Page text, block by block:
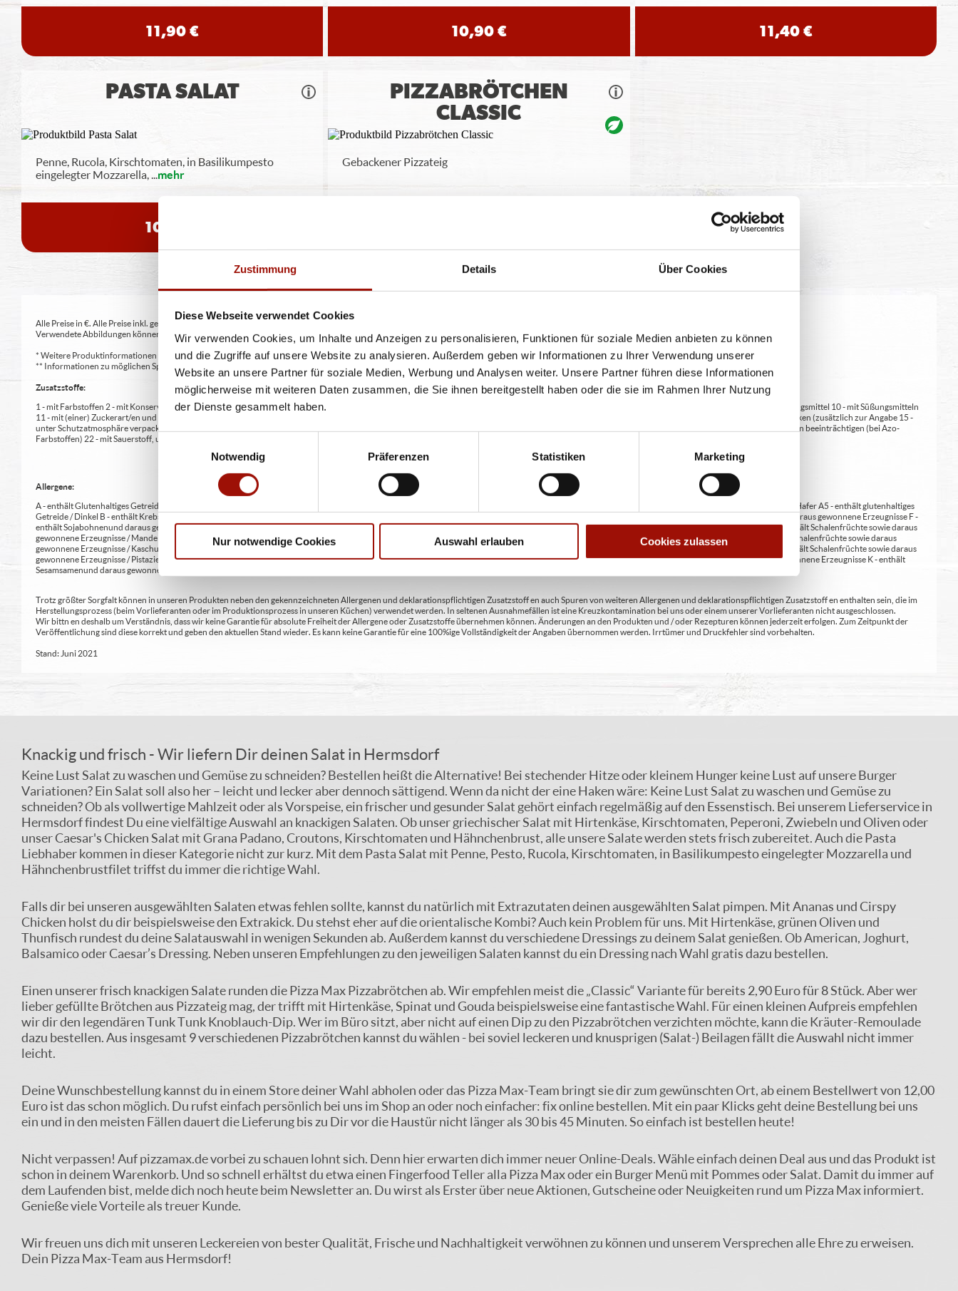
Zustimmung Details Über Cookies
Diese Webseite verwendet Cookies
Wir verwenden Cookies, um Inhalte und Anzeigen zu personalisieren, Funktionen für soziale Medien anbieten zu können
und die Zugriffe auf unsere Website zu analysieren. Außerdem geben wir Informationen zu Ihrer Verwendung unserer
Website an unsere Partner für soziale Medien, Werbung und Analysen weiter. Unsere Partner führen diese Informationen
möglicherweise mit weiteren Daten zusammen, die Sie ihnen bereitgestellt haben oder die sie im Rahmen Ihrer Nutzung
der Dienste gesammelt haben.
Einwilligungsauswahl
Notwendig
Präferenzen Statistiken Marketing
Nur notwendige Cookies Auswahl erlauben Cookies zulassen
11,90 € 10,90 € 11,40 €
PASTA SALAT
Penne, Rucola, Kirschtomaten, in Basilikumpesto
eingelegter Mozzarella,...mehr
10,90 €
PIZZABRÖTCHEN
CLASSIC
Gebackener Pizzateig
Alle Preise in €. Alle Preise inkl. gesetzl. MwSt. Alle Angaben zu Grammaturen oder Durchmessern, bspw. der Pizzen sind circa-Angaben und können durch die Zubereitung geringfügig variieren.
Verwendete Abbildungen können von den tatsächlich gelieferten Produkten abweichen. Wir liefern innerhalb von ca. 30 Minuten.
* Weitere Produktinformationen zu vorverpackten Lebensmitteln finden Sie unter www.pizzamax.de/produktinformationen
** Informationen zu möglichen Spuren von Allergenen seitens unsere Hersteller finden Sie unter www.pizzamax.de/produktinformationen
Zusatzstoffe:
1 - mit Farbstoffen 2 - mit Konservierungsmittel 3 - mit Antioxidationsmittel 4 - mit Geschmacksverstärker 5 - geschwefelt 6 - geschwärzt 7 - gewachst 8 - mit Phosphat/en (bei Fleischerzeugnissen) 9 - mit Süßungsmittel 10 - mit Süßungsmitteln
11 - mit (einer) Zuckerart/en und Süßungsmittel/n 12 - nur bei Tafelsüßen zusätzlich zur Angabe 13 - enthält eine Phenylalaninquelle (zusätzlich zur Angabe 14 - kann bei übermäßigem Verzehr abführend wirken (zusätzlich zur Angabe 15 -
unter Schutzatmosphäre verpackt 16 - chininhaltig 17 - koffeinhaltig 18 - mit Milcheiweiß (bei Fleischerzeugnissen) 19 - mit Säuerungsmitteln 20 - mit Taurin 21 - kann Aktivität und Aufmerksamkeit bei Kindern beeinträchtigen (bei Azo-
Farbstoffen) 22 - mit Sauerstoff, unter Hochdruck, farbstabilisierend (bei Frischfleisch) 23 - mit Nitritpökelsalz 24 - enthält Alkohol 25 - mit Stabilisatoren 26 - mit Verdickunsmittel
Allergene:
A - enthält Glutenhaltiges Getreide A1 - enthält glutenhaltiges Getreide / Weizen A2 - enthält glutenhaltiges Getreide / Roggen A3 - enthält glutenhaltiges Getreide / Gerste A4 - enthält glutenhaltiges Getreide / Hafer A5 - enthält glutenhaltiges
Getreide / Dinkel B - enthält Krebstiere und daraus gewonnene Erzeugnisse C - enthält Eier und daraus gewonnene Erzeugnisse D - enthält Fische und daraus gewonnene Erzeugnisse E - enthält Erdnüsse und daraus gewonnene Erzeugnisse F -
enthält Sojabohnen und daraus gewonnene Erzeugnisse G - enthält Milch und daraus gewonnene Erzeugnisse (einschließlich Laktose) H - enthält Schalenfrüchte sowie daraus gewonnene Erzeugnisse H1 - enthält Schalenfrüchte sowie daraus
gewonnene Erzeugnisse / Mandeln H2 - enthält Schalenfrüchte sowie daraus gewonnene Erzeugnisse / Haselnüsse H3 - enthält Schalenfrüchte sowie daraus gewonnene Erzeugnisse / Walnüsse H4 - enthält Schalenfrüchte sowie daraus
gewonnene Erzeugnisse / Kaschunüsse H5 - enthält Schalenfrüchte sowie daraus gewonnene Erzeugnisse / Pecannüsse H6 - enthält Schalenfrüchte sowie daraus gewonnene Erzeugnisse / Paranüsse H7 - enthält Schalenfrüchte sowie daraus
gewonnene Erzeugnisse / Pistazien H8 - enthält Schalenfrüchte sowie daraus gewonnene Erzeugnisse / Macadamianüsse I - enthält Sellerie und daraus gewonnene Erzeugnisse J - enthält Senf und daraus gewonnene Erzeugnisse K - enthält
Sesamsamen und daraus gewonnene Erzeugnisse L - enthält Sulfit oder Schwefeldioxid M - enthält Lupinen und daraus gewonnene Erzeugnisse
Trotz größter Sorgfalt können in unseren Produkten neben den gekennzeichneten Allergenen und deklarationspflichtigen Zusatzstoff en auch Spuren von weiteren Allergenen und deklarationspflichtigen Zusatzstoff en enthalten sein, die im
Herstellungsprozess (beim Vorlieferanten oder im Produktionsprozess in unseren Küchen) verwendet werden. In seltenen Ausnahmefällen ist eine Kreuzkontamination bei uns oder einem unserer Vorlieferanten nicht ausgeschlossen.
Wir bittn en deshalb um Verständnis, dass wir keine Garantie für absolute Freiheit der Allergene oder Zusatzstoffe übernehmen können. Änderungen an den Produkten und / oder Rezepturen können jederzeit erfolgen. Zum Zeitpunkt der
Veröffentlichung sind diese korrekt und geben den aktuellen Stand wieder. Es kann keine Garantie für eine 100%ige Vollständigkeit der Angaben übernommen werden. Irrtümer und Druckfehler sind vorbehalten.
Stand: Juni 2021
Knackig und frisch - Wir liefern Dir deinen Salat in Hermsdorf
Keine Lust Salat zu waschen und Gemüse zu schneiden? Bestellen heißt die Alternative! Bei stechender Hitze oder kleinem Hunger keine Lust auf unsere Burger
Variationen? Ein Salat soll also her – leicht und lecker aber dennoch sättigend. Wenn da nicht der eine Haken wäre: Keine Lust Salat zu waschen und Gemüse zu
schneiden? Ob als vollwertige Mahlzeit oder als Vorspeise, ein frischer und gesunder Salat gehört einfach regelmäßig auf den Essenstisch. Bei unserem Lieferservice in
Hermsdorf findest Du eine vielfältige Auswahl an knackigen Salaten. Ob unser griechischer Salat mit Hirtenkäse, Kirschtomaten, Peperoni, Zwiebeln und Oliven oder
unser Caesar's Chicken Salat mit Grana Padano, Croutons, Kirschtomaten und Hähnchenbrust, alle unsere Salate werden stets frisch zubereitet. Auch die Pasta
Liebhaber kommen in dieser Kategorie nicht zur kurz. Mit dem Pasta Salat mit Penne, Pesto, Rucola, Kirschtomaten, in Basilikumpesto eingelegter Mozzarella und
Hähnchenbrustfilet triffst du immer die richtige Wahl.
Falls dir bei unseren ausgewählten Salaten etwas fehlen sollte, kannst du natürlich mit Extrazutaten deinen ausgewählten Salat pimpen. Mit Ananas und Cirspy
Chicken holst du dir beispielsweise den Extrakick. Du stehst eher auf die orientalische Kombi? Auch kein Problem für uns. Mit Hirtenkäse, grünen Oliven und
Thunfisch rundest du deine Salatauswahl in wenigen Sekunden ab. Außerdem kannst du verschiedene Dressings zu deinem Salat genießen. Ob American, Joghurt,
Balsamico oder Caesar’s Dressing. Neben unseren Empfehlungen zu den jeweiligen Salaten kannst du ein Dressing nach Wahl gratis dazu bestellen.
Einen unserer frisch knackigen Salate runden die Pizza Max Pizzabrötchen ab. Wir empfehlen meist die „Classic“ Variante für bereits 2,90 Euro für 8 Stück. Aber wer
lieber gefüllte Brötchen aus Pizzateig mag, der trifft mit Hirtenkäse, Spinat und Gouda beispielsweise eine fantastische Wahl. Für einen kleinen Aufpreis empfehlen
wir dir den legendären Tunk Tunk Knoblauch-Dip. Wer im Büro sitzt, aber nicht auf einen Dip zu den Pizzabrötchen verzichten möchte, kann die Kräuter-Remoulade
dazu bestellen. Aus insgesamt 9 verschiedenen Pizzabrötchen kannst du wählen - bei soviel leckeren und knusprigen (Salat-) Beilagen fällt die Auswahl nicht immer
leicht.
Deine Wunschbestellung kannst du in einem Store deiner Wahl abholen oder das Pizza Max-Team bringt sie dir zum gewünschten Ort, ab einem Bestellwert von 12,00
Euro ist das schon möglich. Du rufst einfach persönlich bei uns im Shop an oder noch einfacher: fix online bestellen. Mit ein paar Klicks geht deine Bestellung bei uns
ein und in den meisten Fällen dauert die Lieferung bis zu Dir vor die Haustür nicht länger als 30 bis 45 Minuten. So einfach ist bestellen heute!
Nicht verpassen! Auf pizzamax.de vorbei zu schauen lohnt sich. Denn hier erwarten dich immer neuer Online-Deals. Wähle einfach deinen Deal aus und das Produkt ist
schon in deinem Warenkorb. Und so schnell erhältst du etwa einen Fingerfood Teller alla Pizza Max oder ein Burger Menü mit Pommes oder Salat. Damit du immer auf
dem Laufenden bist, melde dich noch heute beim Newsletter an. Du wirst als Erster über neue Aktionen, Gutscheine oder Neuigkeiten rund um Pizza Max informiert.
Genieße viele Vorteile als treuer Kunde.
Wir freuen uns dich mit unseren Leckereien von bester Qualität, Frische und Nachhaltigkeit verwöhnen zu können und unserem Versprechen alle Ehre zu erweisen.
Dein Pizza Max-Team aus Hermsdorf!